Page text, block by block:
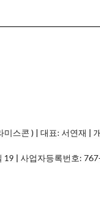
스콘 ) | 대표: 서연재 |
19 | 사업자등록번호: